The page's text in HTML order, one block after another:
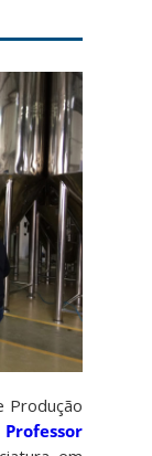
Produção
Professor